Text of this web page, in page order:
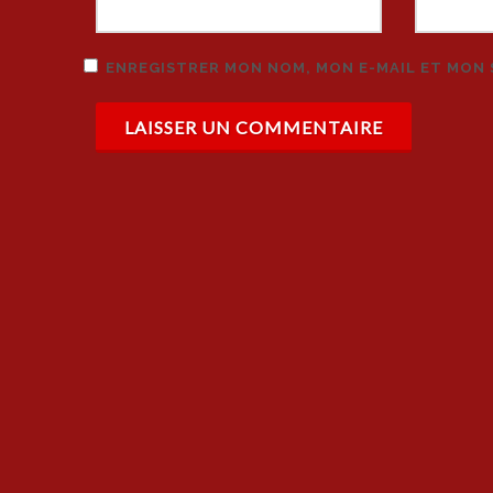
ENREGISTRER MON NOM, MON E-MAIL ET